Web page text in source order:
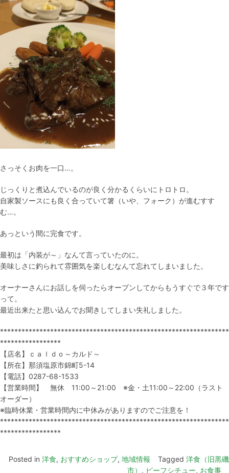
さっそくお肉を一口…。
じっくりと煮込んでいるのが良く分かるくらいにトロトロ。
自家製ソースにも良く合っていて箸（いや、フォーク）が進むすす
む…。
あっという間に完食です。
最初は「内装が～」なんて言っていたのに。
美味しさに釣られて雰囲気を楽しむなんて忘れてしまいました。
オーナーさんにお話しを伺ったらオープンしてからもうすぐで３年です
って。
最近出来たと思い込んでお聞きしてしまい失礼しました。
****************************************************************
*****************
【店名】ｃａｌｄｏ～カルド～
【所在】那須塩原市錦町5-14
【電話】0287-68-1533
【営業時間】 無休 11:00～21:00 ※金・土11:00～22:00（ラスト
オーダー）
※臨時休業・営業時間内に中休みがありますのでご注意を！
****************************************************************
*****************
Posted in 洋食, おすすめショップ, 地域情報 Tagged 洋食（旧黒磯
市） , ビーフシチュー, お食事